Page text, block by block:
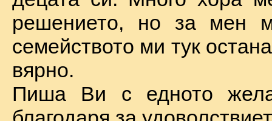
решението, но за мен
семейството ми тук
вярно.
Пиша Ви с едното